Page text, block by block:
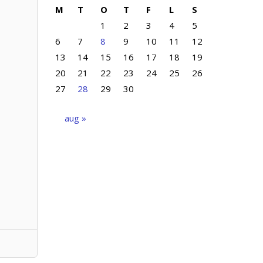
M
T O T F L
S
1
2 3 4
5
6
7 8 9 10 11
12
13
14 15 16 17 18
19
20
21 22 23 24 25
26
27
28 29 30
aug »